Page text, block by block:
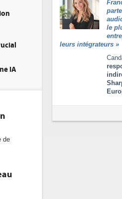
plus efficaces, c'est ce que
recherchent les pouvoirs publics
européens avec la mise en oeuvre
de la nouvelle Directive sur
précisément, l'article 12 impose que
de
le
leurs intégrateurs »